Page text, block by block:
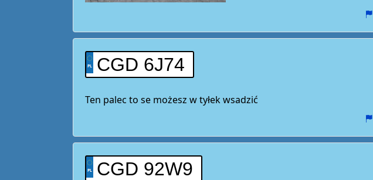
CGD 6J74
Ten palec to se możesz w tyłek wsadzić
CGD 92W9